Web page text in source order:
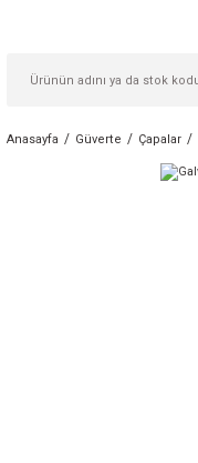
Anasayfa Güverte Çapalar